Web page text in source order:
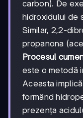
carbon). De
hidroxidului de
Similar, 2,2-
propanona
Procesul
este o metodă
Aceasta
formând
prezența